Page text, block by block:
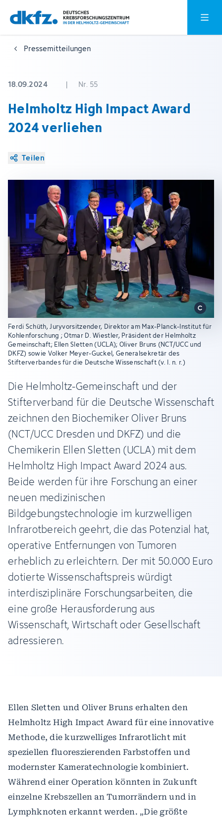
Zum
Hauptinhalt
springen
Zur
Fußzeile
springen
Pressemitteilungen
18.09.2024 | Nr. 55
Helmholtz High Impact Award
2024 verliehen
Teilen
Ferdi Schüth, Juryvorsitzender, Direktor am Max-Planck-Institut für
Kohlenforschung ; Otmar D. Wiestler, Präsident der Helmholtz
Gemeinschaft; Ellen Sletten (UCLA); Oliver Bruns (NCT/UCC und
DKFZ) sowie Volker Meyer-Guckel, Generalsekretär des
Stifterverbandes für die Deutsche Wissenschaft (v. l. n. r.)
Die Helmholtz-Gemeinschaft und der
Stifterverband für die Deutsche Wissenschaft
zeichnen den Biochemiker Oliver Bruns
(NCT/UCC Dresden und DKFZ) und die
Chemikerin Ellen Sletten (UCLA) mit dem
Helmholtz High Impact Award 2024 aus.
Beide werden für ihre Forschung an einer
neuen medizinischen
Bildgebungstechnologie im kurzwelligen
Infrarotbereich geehrt, die das Potenzial hat,
operative Entfernungen von Tumoren
erheblich zu erleichtern. Der mit 50.000 Euro
dotierte Wissenschaftspreis würdigt
interdisziplinäre Forschungsarbeiten, die
eine große Herausforderung aus
Wissenschaft, Wirtschaft oder Gesellschaft
adressieren.
Ellen Sletten und Oliver Bruns erhalten den
Helmholtz High Impact Award für eine innovative
Methode, die kurzwelliges Infrarotlicht mit
speziellen fluoreszierenden Farbstoffen und
modernster Kameratechnologie kombiniert.
Während einer Operation könnten in Zukunft
einzelne Krebszellen an Tumorrändern und in
Lymphknoten erkannt werden. „Die größte